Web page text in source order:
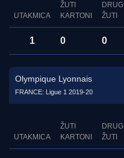
UTAKMICA
ŽUTI
KARTONI
DRUGI
ŽUTI
1 0 0
Olympique Lyonnais
FRANCE: Ligue 1 2019-20
UTAKMICA
ŽUTI
KARTONI
DRUGI
ŽUTI